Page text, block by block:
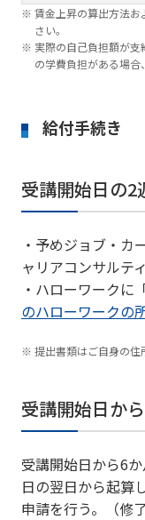
賃金上昇の算出方法
さい。
実際の自己負担額が
の学費負担がある場合
給付手続き
受講開始日の2
・予めジョブ・カ
ャリアコンサルテ
・ハローワークに
のハローワークの
提出書類はご自身の住
受講開始日か
受講開始日から6
日の翌日から起算
申請を行う。（修